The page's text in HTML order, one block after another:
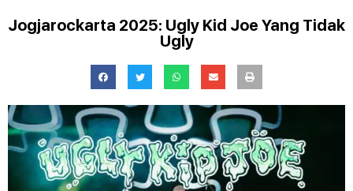
Jogjarockarta 2025: Ugly Kid Joe Yang Tidak
Ugly